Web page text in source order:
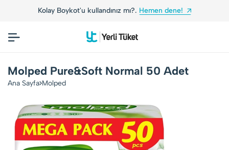
Kolay Boykot'u kullandınız mı?. Hemen dene!
Molped Pure&Soft Normal 50 Adet
Ana Sayfa Molped